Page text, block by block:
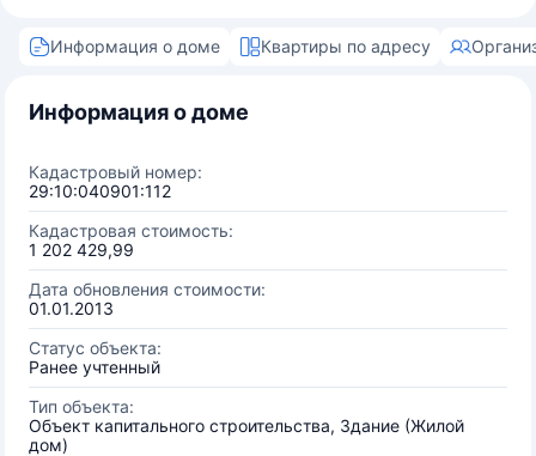
Информация о доме Квартиры по адресу
Информация о доме
Кадастровый номер:
29:10:040901:112
Кадастровая стоимость:
1 202 429,99
Дата обновления стоимости:
01.01.2013
Статус объекта:
Ранее учтенный
Тип объекта:
Объект капитального строительства, Здание (Жилой
дом)